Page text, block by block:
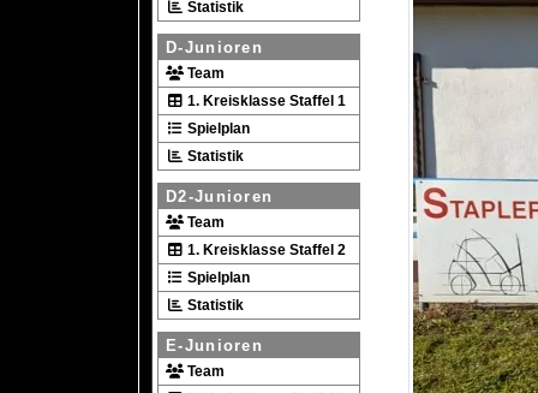
Statistik
D-Junioren
Team
1. Kreisklasse Staffel 1
Spielplan
Statistik
D2-Junioren
Team
1. Kreisklasse Staffel 2
Spielplan
Statistik
E-Junioren
Team